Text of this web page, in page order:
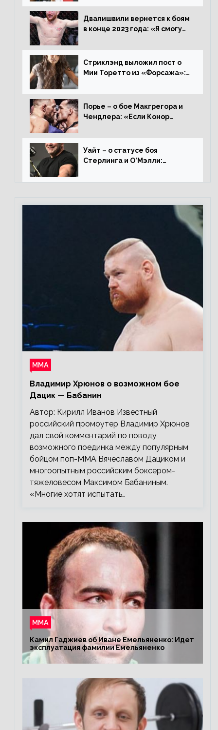
увезти пояс в Польшу»
Двалишвили вернется к боям
в конце 2023 года: «Я смогу
Стриклэнд выложил пост о
Мии Торетто из «Форсажа»:
смотреть этот отсталый
фильм»
Порье – о бое Макгрегора и
Чендлера: «Если Конор
нокаутирует Майкла»
Уайт – о статусе боя
Стерлинга и О’Мэлли:
травму? Он готовится,
ММА
Владимир Хрюнов о возможном бое
Дацик — Бабанин
Автор: Кирилл Иванов Известный
российский промоутер Владимир Хрюнов
дал свой комментарий по поводу
возможного поединка между популярным
бойцом поп-ММА Вячеславом Дациком и
многоопытным российским боксером-
тяжеловесом Максимом Бабаниным.
«Многие хотят испытать…
ММА
Камил Гаджиев об Иване Емельяненко: Идет
эксплуатация фамилии Емельяненко